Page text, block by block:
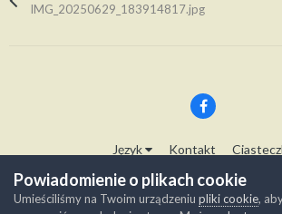
IMG_20250629_183914817.jpg
Język Kontakt
Copyright © Modelwork.pl
Powered by Invision Community
Powiadomienie o plikach cookie
Umieściliśmy na Twoim urządzeniu pliki cookie,